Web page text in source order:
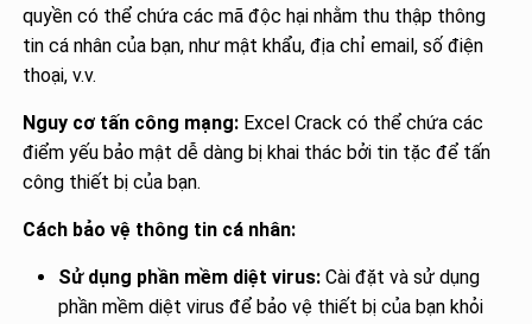
quyền có thể chứa các mã độc hại nhằm thu thập thông
tin cá nhân của bạn, như mật khẩu, địa chỉ email, số điện
thoại, v.v.
Nguy cơ tấn công mạng: Excel Crack có thể chứa các
điểm yếu bảo mật dễ dàng bị khai thác bởi tin tặc để tấn
công thiết bị của bạn.
Cách bảo vệ thông tin cá nhân:
Sử dụng phần mềm diệt virus: Cài đặt và sử dụng
phần mềm diệt virus để bảo vệ thiết bị của bạn khỏi